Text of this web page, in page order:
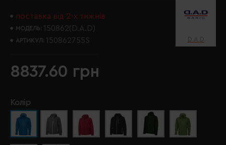
поставка від 2-х тижнів
МОДЕЛЬ: 150862(D.A.D)
АРТИКУЛ: 150862755S D.A.D
8837.60 грн
Колір